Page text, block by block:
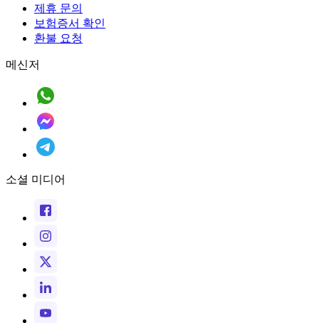
제휴 문의
보험증서 확인
환불 요청
메신저
소셜 미디어